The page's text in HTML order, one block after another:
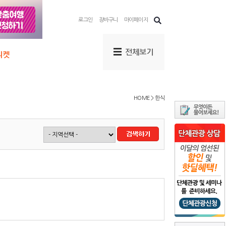
로그인 장바구니 마이페이지
HOME > 한식